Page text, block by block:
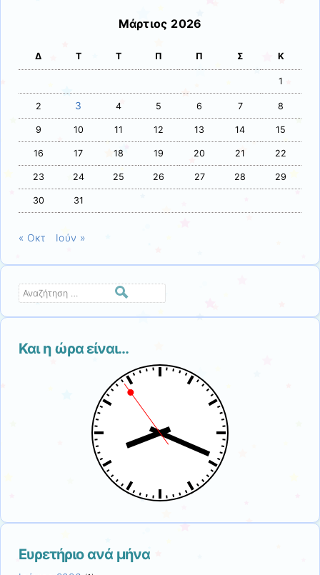
Μάρτιος 2026
Δ Τ Τ Π Π Σ Κ
1
2 3 4 5 6 7 8
9 10 11 12 13 14 15
16 17 18 19 20 21 22
23 24 25 26 27 28 29
30 31
« Οκτ Ιούν »
Αναζήτηση
Και η ώρα είναι…
Ευρετήριο ανά μήνα